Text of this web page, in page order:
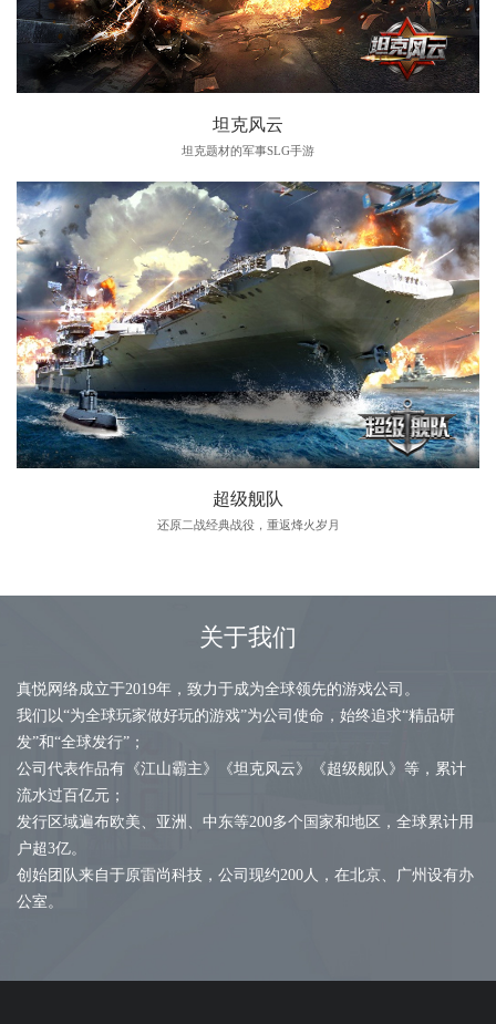
坦克风云
坦克题材的军事SLG手游
超级舰队
还原二战经典战役，重返烽火岁月
关于我们
真悦网络成立于2019年，致力于成为全球领先的游戏公司。
我们以“为全球玩家做好玩的游戏”为公司使命，始终追求“精品研
发”和“全球发行”；
公司代表作品有《江山霸主》《坦克风云》《超级舰队》等，累计
流水过百亿元；
发行区域遍布欧美、亚洲、中东等200多个国家和地区，全球累计用
户超3亿。
创始团队来自于原雷尚科技，公司现约200人，在北京、广州设有办
公室。